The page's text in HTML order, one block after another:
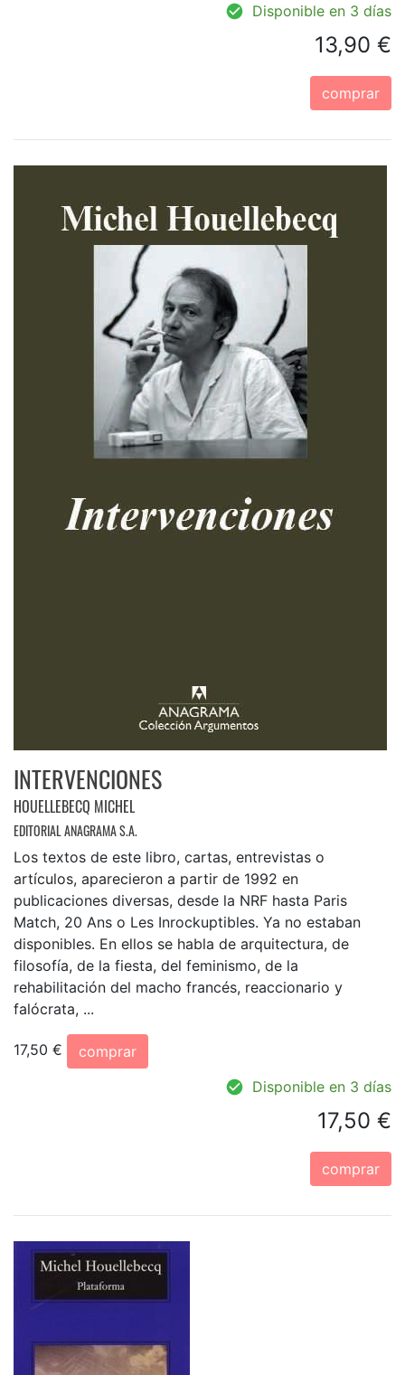
Disponible en 3 días
13,90 €
comprar
INTERVENCIONES
HOUELLEBECQ MICHEL
EDITORIAL ANAGRAMA S.A.
Los textos de este libro, cartas, entrevistas o
artículos, aparecieron a partir de 1992 en
publicaciones diversas, desde la NRF hasta Paris
Match, 20 Ans o Les Inrockuptibles. Ya no estaban
disponibles. En ellos se habla de arquitectura, de
filosofía, de la fiesta, del feminismo, de la
rehabilitación del macho francés, reaccionario y
falócrata, ...
17,50 €
comprar
Disponible en 3 días
17,50 €
comprar